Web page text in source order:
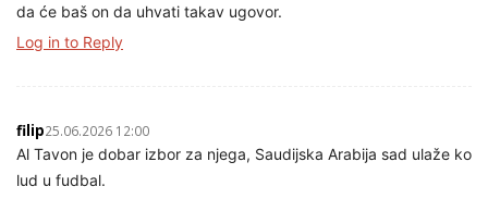
da će baš on da uhvati takav ugovor.
Log in to Reply
filip25.06.2026 12:00
Al Tavon je dobar izbor za njega, Saudijska Arabija sad ulaže ko
lud u fudbal.